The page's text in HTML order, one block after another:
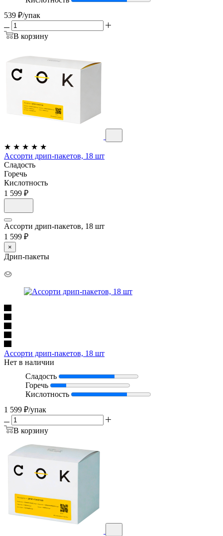
539 ₽/упак
В корзину
★ ★ ★ ★ ★
Ассорти дрип-пакетов, 18 шт
Сладость
Горечь
Кислотность
1 599 ₽
Ассорти дрип-пакетов, 18 шт
1 599 ₽
×
Дрип-пакеты
Ассорти дрип-пакетов, 18 шт
Нет в наличии
Сладость
Горечь
Кислотность
1 599 ₽/упак
В корзину